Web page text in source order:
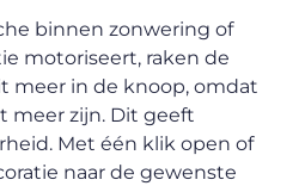
binnen zonwering of
motoriseert, raken de
meer in de knoop, omdat
meer zijn. Dit geeft
Met één klik open of
naar de gewenste